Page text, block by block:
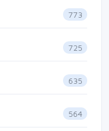
773
725
635
564